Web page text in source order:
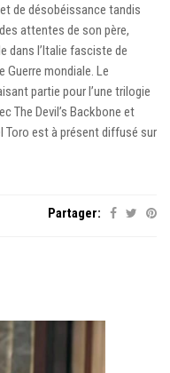
de désobéissance tandis
attentes de son père,
dans l’Italie fasciste de
mondiale. Le
partie pour l’une trilogie
The Devil’s Backbone et
Toro est à présent diffusé sur
Partager: